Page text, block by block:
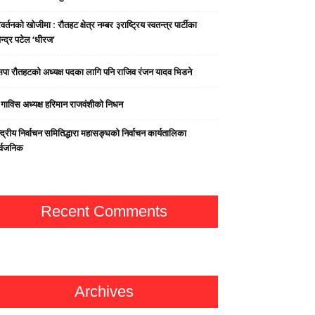
खोजीमा : रौतहट क्षेत्र नम्बर ३राष्ट्रिय स्वतन्त्र पार्टीका
पटेल ‘धीरज’
राैतहटको अध्यक्ष पदका लागि पनि राजिव रंजन यादव भिडने
गाविस अध्यक्ष हरिमान राजवंशीको निधन
निर्वाचन समितिद्धारा महासङ्घको निर्वाचन कार्यतालिका
Recent Comments
Archives